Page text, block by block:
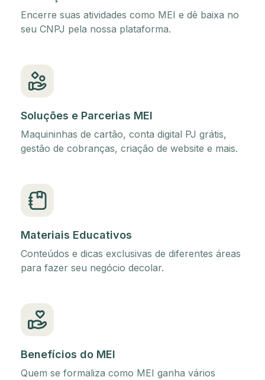
Encerre suas atividades como MEI e dê baixa no
seu CNPJ pela nossa plataforma.
Soluções e Parcerias MEI
Maquininhas de cartão, conta digital PJ grátis,
gestão de cobranças, criação de website e mais.
Materiais Educativos
Conteúdos e dicas exclusivas de diferentes áreas
para fazer seu negócio decolar.
Benefícios do MEI
Quem se formaliza como MEI ganha vários